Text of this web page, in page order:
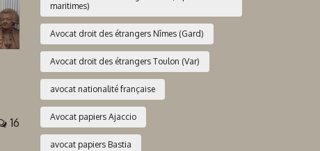
16
maritimes)
Avocat droit des étrangers Nîmes (Gard)
Avocat droit des étrangers Toulon (Var)
avocat nationalité française
Avocat papiers Ajaccio
avocat papiers Bastia